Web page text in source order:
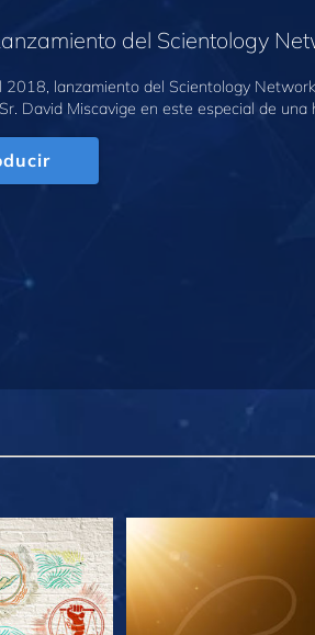
del Scientology
2018, lanzamiento del Scientology
David Miscavige en este especial de una